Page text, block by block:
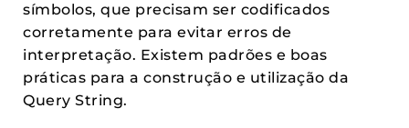
símbolos, que precisam ser codificados
corretamente para evitar erros de
interpretação. Existem padrões e boas
práticas para a construção e utilização da
Query String.